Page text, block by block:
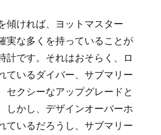
傾ければ、ヨットマスター
実な多くを持っていることが
計です。それはおそらく、ロ
ているダイバー、サブマリー
セクシーなアップグレードと
しかし、デザインオーバーホ
ているだろうし、サブマリー